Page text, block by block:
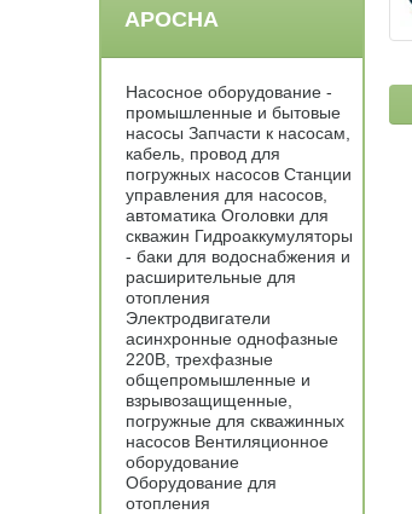
АРОСНА
Насосное оборудование -
промышленные и бытовые
насосы Запчасти к насосам,
кабель, провод для
погружных насосов Станции
управления для насосов,
автоматика Оголовки для
скважин Гидроаккумуляторы
- баки для водоснабжения и
расширительные для
отопления
Электродвигатели
асинхронные однофазные
220В, трехфазные
общепромышленные и
взрывозащищенные,
погружные для скважинных
насосов Вентиляционное
оборудование
Оборудование для
отопления